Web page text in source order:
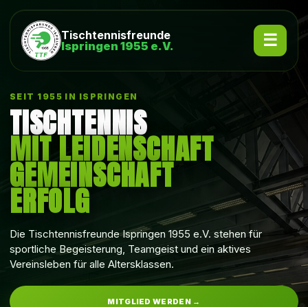
Tischtennisfreunde
Ispringen 1955 e.V.
SEIT 1955 IN ISPRINGEN
TISCHTENNIS
MIT LEIDENSCHAFT
GEMEINSCHAFT
ERFOLG
Die Tischtennisfreunde Ispringen 1955 e.V. stehen für
sportliche Begeisterung, Teamgeist und ein aktives
Vereinsleben für alle Altersklassen.
MITGLIED WERDEN →